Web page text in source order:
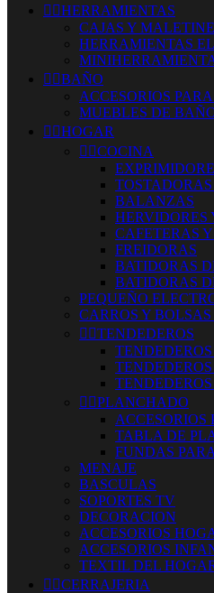
 HERRAMIENTAS
CAJAS Y
HERRAMIENTAS
 BAÑO
ACCESORIOS
MUEBLES DE
 HOGAR
 COCINA
BALANZAS
HERVIDORES
CAFETERAS
FREIDORAS
BATIDORAS
BATIDORAS
PEQUEÑO
CARROS Y
 TENDEDEROS
TENDEDEROS
 PLANCHADO
ACCESORIOS
TABLA DE
FUNDAS
MENAJE
BASCULAS
SOPORTES TV
DECORACION
ACCESORIOS
ACCESORIOS
TEXTIL DEL
 CERRAJERIA